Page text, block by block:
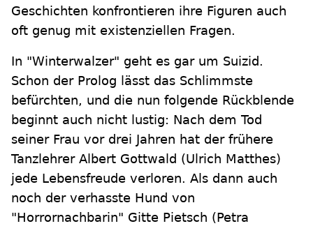
Geschichten konfrontieren ihre Figuren auch
oft genug mit existenziellen Fragen.
In "Winterwalzer" geht es gar um Suizid.
Schon der Prolog lässt das Schlimmste
befürchten, und die nun folgende Rückblende
beginnt auch nicht lustig: Nach dem Tod
seiner Frau vor drei Jahren hat der frühere
Tanzlehrer Albert Gottwald (Ulrich Matthes)
jede Lebensfreude verloren. Als dann auch
noch der verhasste Hund von
"Horrornachbarin" Gitte Pietsch (Petra